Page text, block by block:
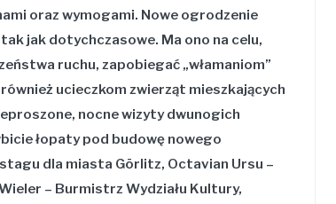
oraz wymogami. Nowe ogrodzenie
jak dotychczasowe. Ma ono na celu,
ruchu, zapobiegać „włamaniom”
ucieczkom zwierząt mieszkających
nocne wizyty dwunogich
łopaty pod budowę nowego
dla miasta Görlitz, Octavian Ursu –
– Burmistrz Wydziału Kultury,